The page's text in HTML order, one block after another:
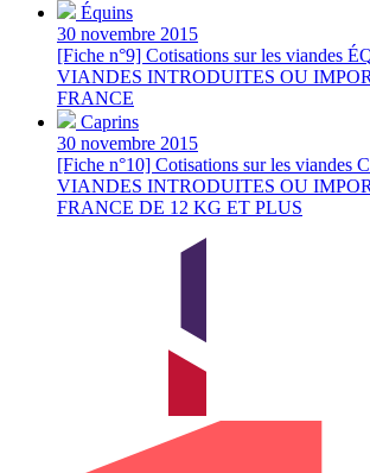
Équins
30 novembre 2015
[Fiche n°9] Cotisations sur les viandes
VIANDES INTRODUITES OU
FRANCE
Caprins
30 novembre 2015
[Fiche n°10] Cotisations sur les viandes
VIANDES INTRODUITES OU
FRANCE DE 12 KG ET PLUS